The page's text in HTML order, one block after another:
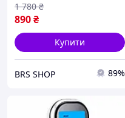
890₴
1 780 ₴
Купити
BRS SHOP 89%